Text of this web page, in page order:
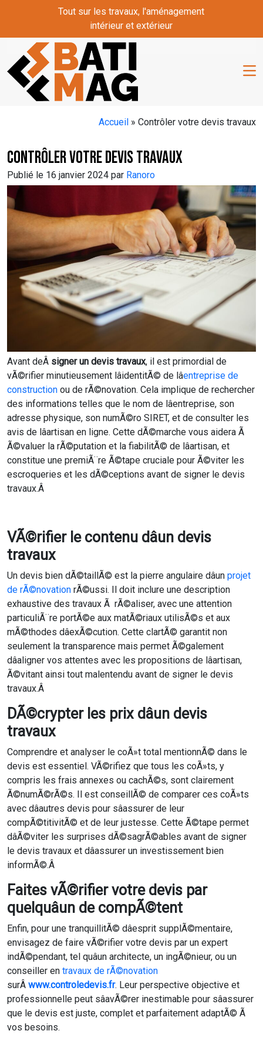
Skip to main contentTout sur les travaux, l'aménagement
intérieur et extérieur
Accueil » Contrôler votre devis travaux
Contrôler votre devis travaux
Publié le 16 janvier 2024 par Ranoro
Avant deÂ signer un devis travaux, il est primordial de
vÃ©rifier minutieusement lâidentitÃ© de lâentreprise de
construction ou de rÃ©novation. Cela implique de rechercher
des informations telles que le nom de lâentreprise, son
adresse physique, son numÃ©ro SIRET, et de consulter les
avis de lâartisan en ligne. Cette dÃ©marche vous aidera Ã
Ã©valuer la rÃ©putation et la fiabilitÃ© de lâartisan, et
constitue une premiÃ¨re Ã©tape cruciale pour Ã©viter les
escroqueries et les dÃ©ceptions avant de signer le devis
travaux.Â
VÃ©rifier le contenu dâun devis
travaux
Un devis bien dÃ©taillÃ© est la pierre angulaire dâun projet
de rÃ©novation rÃ©ussi. Il doit inclure une description
exhaustive des travaux Ã rÃ©aliser, avec une attention
particuliÃ¨re portÃ©e aux matÃ©riaux utilisÃ©s et aux
mÃ©thodes dâexÃ©cution. Cette clartÃ© garantit non
seulement la transparence mais permet Ã©galement
dâaligner vos attentes avec les propositions de lâartisan,
Ã©vitant ainsi tout malentendu avant de signer le devis
travaux.Â
DÃ©crypter les prix dâun devis
travaux
Comprendre et analyser le coÃ»t total mentionnÃ© dans le
devis est essentiel. VÃ©rifiez que tous les coÃ»ts, y
compris les frais annexes ou cachÃ©s, sont clairement
Ã©numÃ©rÃ©s. Il est conseillÃ© de comparer ces coÃ»ts
avec dâautres devis pour sâassurer de leur
compÃ©titivitÃ© et de leur justesse. Cette Ã©tape permet
dâÃ©viter les surprises dÃ©sagrÃ©ables avant de signer
le devis travaux et dâassurer un investissement bien
informÃ©.Â
Faites vÃ©rifier votre devis par
quelquâun de compÃ©tent
Enfin, pour une tranquillitÃ© dâesprit supplÃ©mentaire,
envisagez de faire vÃ©rifier votre devis par un expert
indÃ©pendant, tel quâun architecte, un ingÃ©nieur, ou un
conseiller en travaux de rÃ©novation
surÂ www.controledevis.fr. Leur perspective objective et
professionnelle peut sâavÃ©rer inestimable pour sâassurer
que le devis est juste, complet et parfaitement adaptÃ© Ã
vos besoins.